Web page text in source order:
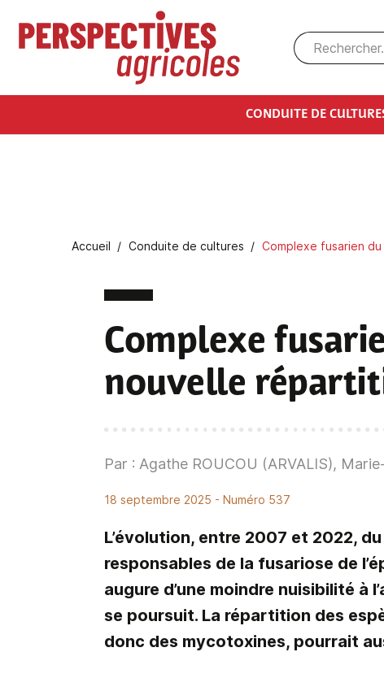
Aller au contenu principal
CONDUITE DE
Fil d'Ariane
Accueil Conduite de cultures Complexe fusarien
Complexe
nouvelle
Par : Agathe ROUCOU (ARVALIS),
18 septembre 2025 - Numéro 537
L’évolution, entre 2007 et 2022,
responsables de la fusariose de
augure d’une moindre nuisibilité à
se poursuit. La répartition des
donc des mycotoxines, pourrait